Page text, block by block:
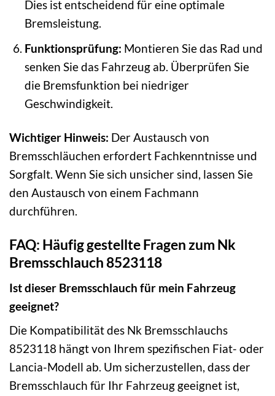
Dies ist entscheidend für eine optimale
Bremsleistung.
Funktionsprüfung: Montieren Sie das Rad und
senken Sie das Fahrzeug ab. Überprüfen Sie
die Bremsfunktion bei niedriger
Geschwindigkeit.
Wichtiger Hinweis: Der Austausch von
Bremsschläuchen erfordert Fachkenntnisse und
Sorgfalt. Wenn Sie sich unsicher sind, lassen Sie
den Austausch von einem Fachmann
durchführen.
FAQ: Häufig gestellte Fragen zum Nk
Bremsschlauch 8523118
Ist dieser Bremsschlauch für mein Fahrzeug
geeignet?
Die Kompatibilität des Nk Bremsschlauchs
8523118 hängt von Ihrem spezifischen Fiat- oder
Lancia-Modell ab. Um sicherzustellen, dass der
Bremsschlauch für Ihr Fahrzeug geeignet ist,